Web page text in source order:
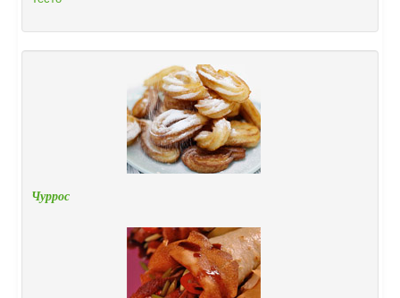
Чуррос